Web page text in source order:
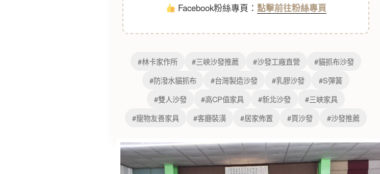
Facebook粉絲專頁： 點擊前往粉絲專頁
#林卡家作所 #三峽沙發推薦 #沙發工廠直營
#貓抓布沙發
#防潑水貓抓布
#台灣製造沙發 #乳膠沙發
#S彈簧
#雙人沙發
#高CP值家具 #新北沙發
#三峽家具
#寵物友善家具
#客廳裝潢 #居家佈置 #買沙發 #沙發推薦